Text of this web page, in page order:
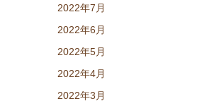
2022年7月
2022年6月
2022年5月
2022年4月
2022年3月